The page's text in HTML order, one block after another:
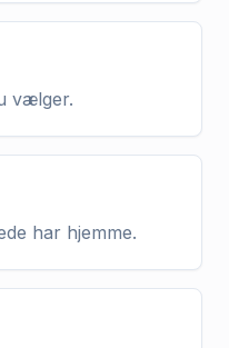
vælger.
har hjemme.